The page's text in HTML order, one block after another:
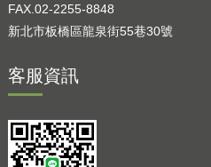
FAX.02-2255-8848
新北市板橋區龍泉街55巷30號
客服資訊